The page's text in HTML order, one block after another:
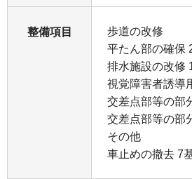
整備項目
歩道の改修
平たん部の確保
排水施設の改修
視覚障害者誘導
交差点部等の部
交差点部等の部
その他
車止めの撤去 7